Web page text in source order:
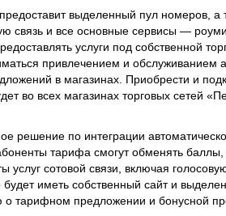
выделенный пул номеров, а
связь и все основные сервисы —
услуги под собственной
привлечением и обслуживанием
в магазинах. Приобрести и
во всех магазинах торговых сетей
решение по интеграции
тарифа смогут обменять
услуг сотовой связи, включая
иметь собственный сайт и
о тарифном предложении и бонусной